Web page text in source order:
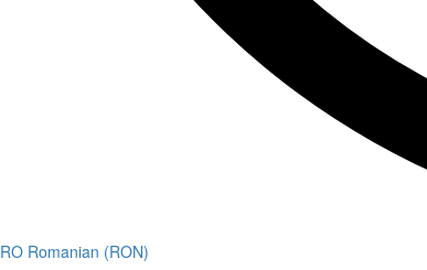
RO Romanian (RON)